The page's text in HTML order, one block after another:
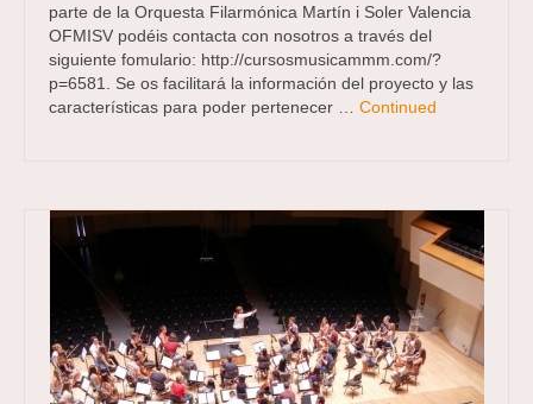
parte de la Orquesta Filarmónica Martín i Soler Valencia
OFMISV podéis contacta con nosotros a través del
siguiente fomulario: http://cursosmusicammm.com/?
p=6581. Se os facilitará la información del proyecto y las
características para poder pertenecer … Continued